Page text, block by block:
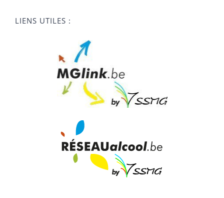
LIENS UTILES :